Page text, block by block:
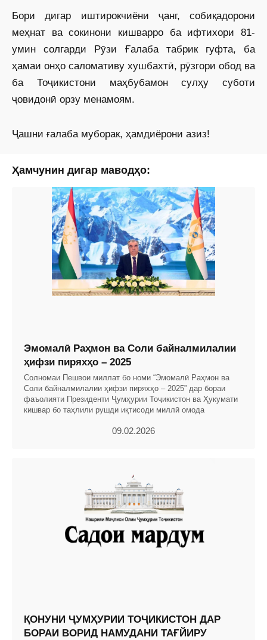
Бори дигар иштирокчиёни ҷанг, собиқадорони
меҳнат ва сокинони кишварро ба ифтихори 81-
умин солгарди Рӯзи Ғалаба табрик гуфта, ба
ҳамаи онҳо саломативу хушбахтӣ, рӯзгори обод ва
ба Тоҷикистони маҳбубамон сулҳу суботи
ҷовидонӣ орзу менамоям.
Ҷашни ғалаба муборак, ҳамдиёрони азиз!
Ҳамчунин дигар маводҳо:
Эмомалӣ Раҳмон ва Соли байналмилалии
ҳифзи пиряхҳо – 2025
Солномаи Пешвои миллат бо номи “Эмомалӣ Раҳмон ва
Соли байналмилалии ҳифзи пиряхҳо – 2025” дар бораи
фаъолияти Президенти Ҷумҳурии Тоҷикистон ва Ҳукумати
кишвар бо таҳлили рушди иқтисоди миллӣ омода
09.02.2026
ҚОНУНИ ҶУМҲУРИИ ТОҶИКИСТОН ДАР
БОРАИ ВОРИД НАМУДАНИ ТАҒЙИРУ